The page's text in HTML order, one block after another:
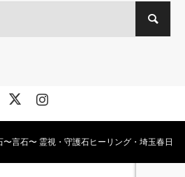
〜言石〜 霊視・守護石ヒーリング・埼玉春日